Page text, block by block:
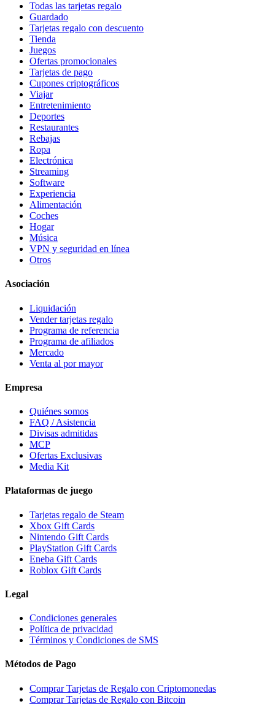
Todas las tarjetas regalo
Guardado
Tarjetas regalo con descuento
Tienda
Juegos
Ofertas promocionales
Tarjetas de pago
Cupones criptográficos
Viajar
Entretenimiento
Deportes
Restaurantes
Rebajas
Ropa
Electrónica
Streaming
Software
Experiencia
Alimentación
Coches
Hogar
Música
VPN y seguridad en línea
Otros
Asociación
Liquidación
Vender tarjetas regalo
Programa de referencia
Programa de afiliados
Mercado
Venta al por mayor
Empresa
Quiénes somos
FAQ / Asistencia
Divisas admitidas
MCP
Ofertas Exclusivas
Media Kit
Plataformas de juego
Tarjetas regalo de Steam
Xbox Gift Cards
Nintendo Gift Cards
PlayStation Gift Cards
Eneba Gift Cards
Roblox Gift Cards
Legal
Condiciones generales
Política de privacidad
Términos y Condiciones de SMS
Métodos de Pago
Comprar Tarjetas de Regalo con Criptomonedas
Comprar Tarjetas de Regalo con Bitcoin